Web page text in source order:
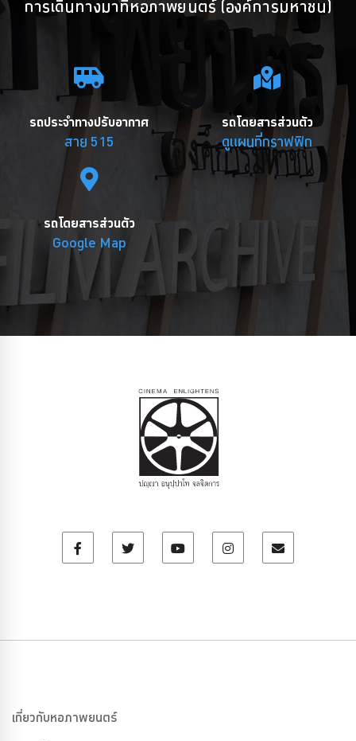
การเดินทางมาที่หอภาพยนตร์ (องค์การมหาชน)
รถประจำทางปรับอากาศ
สาย 515
รถโดยสารส่วนตัว
ดูแผนที่กราฟฟิก
รถโดยสารส่วนตัว
Google Map
เกี่ยวกับหอภาพยนตร์